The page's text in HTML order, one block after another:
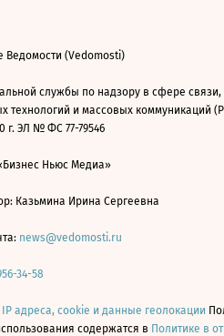
Ведомости (Vedomosti)
службы по надзору в сфере связи,
технологий и массовых коммуникаций
г. ЭЛ № ФС 77-79546
Ньюс Медиа»
Казьмина Ирина Сергеевна
news@vedomosti.ru
34-58
IP адреса, cookie и данные геолокации
содержатся в Политике в